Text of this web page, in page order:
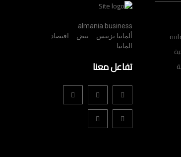
almania.business
ألمانيا.بزنيس نبض اقتصاد
المانيا
تفاعل معنا